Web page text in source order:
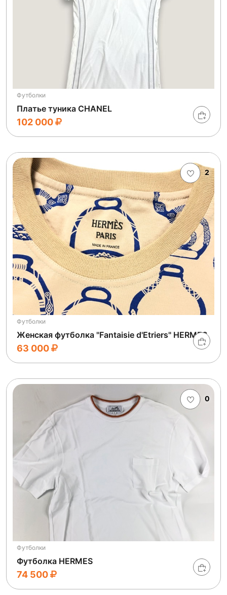
Футболки
Платье туника CHANEL
102 000
2
Футболки
Женская футболка "Fantaisie d'Etriers" HERMES
63 000
0
Футболки
Футболка HERMES
74 500